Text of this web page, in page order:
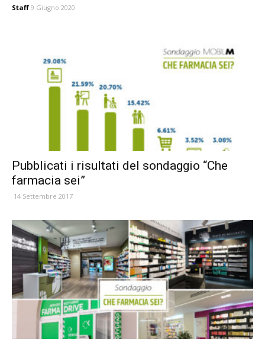
Staff 9 Giugno 2020
Pubblicati i risultati del sondaggio “Che
farmacia sei”
14 Settembre 2017